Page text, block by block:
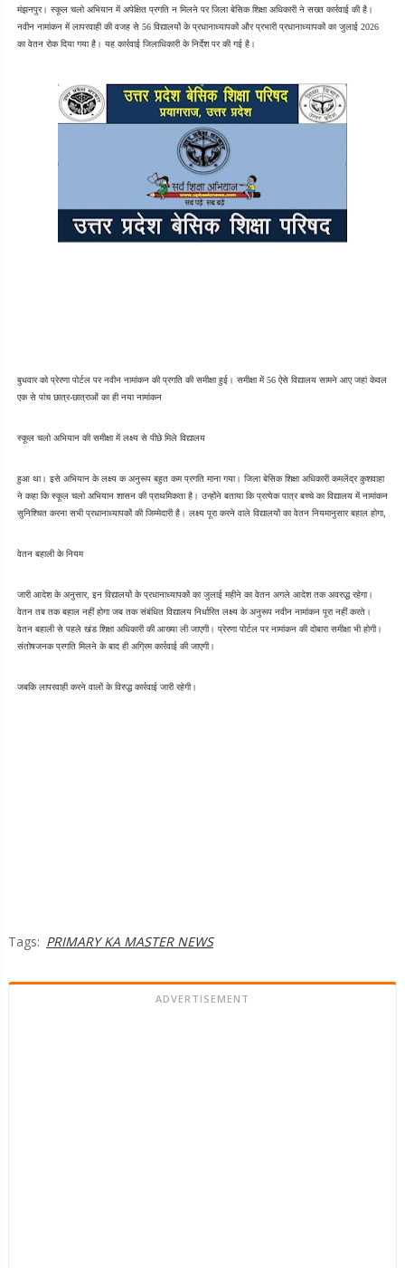
मंझनपुर। स्कूल चलो अभियान में अपेक्षित प्रगति न मिलने पर जिला बेसिक शिक्षा अधिकारी ने सख्त कार्रवाई की है।
नवीन नामांकन में लापरवाही की वजह से 56 विद्यालयों के प्रधानाध्यापकों और प्रभारी प्रधानाध्यापकों का जुलाई 2026
का वेतन रोक दिया गया है। यह कार्रवाई जिलाधिकारी के निर्देश पर की गई है।
बुधवार को प्रेरणा पोर्टल पर नवीन नामांकन की प्रगति की समीक्षा हुई। समीक्षा में 56 ऐसे विद्यालय सामने आए जहां केवल
एक से पांच छात्र-छात्राओं का ही नया नामांकन
स्कूल चलो अभियान की समीक्षा में लक्ष्य से पीछे मिले विद्यालय
हुआ था। इसे अभियान के लक्ष्य क अनुरूप बहुत कम प्रगति माना गया। जिला बेसिक शिक्षा अधिकारी कमलेंद्र कुशवाहा
ने कहा कि स्कूल चलो अभियान शासन की प्राथमिकता है। उन्होंने बताया कि प्रत्येक पात्र बच्चे का विद्यालय में नामांकन
सुनिश्चित करना सभी प्रधानाध्यापकों की जिम्मेदारी है। लक्ष्य पूरा करने वाले विद्यालयों का वेतन नियमानुसार बहाल होगा,
वेतन बहाली के नियम
जारी आदेश के अनुसार, इन विद्यालयों के प्रधानाध्यापकों का जुलाई महीने का वेतन अगले आदेश तक अवरुद्ध रहेगा।
वेतन तब तक बहाल नहीं होगा जब तक संबंधित विद्यालय निर्धारित लक्ष्य के अनुरूप नवीन नामांकन पूरा नहीं करते।
वेतन बहाली से पहले खंड शिक्षा अधिकारी की आख्या ली जाएगी। प्रेरणा पोर्टल पर नामांकन की दोबारा समीक्षा भी होगी।
संतोषजनक प्रगति मिलने के बाद ही अग्रिम कार्रवाई की जाएगी।
जबकि लापरवाही करने वालों के विरुद्ध कार्रवाई जारी रहेगी।
Tags: PRIMARY KA MASTER NEWS
ADVERTISEMENT